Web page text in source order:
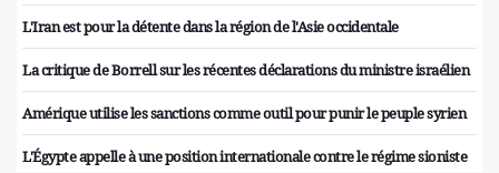
L'Iran est pour la détente dans la région de l'Asie occidentale
La critique de Borrell sur les récentes déclarations du ministre israélien
Amérique utilise les sanctions comme outil pour punir le peuple syrien
L'Égypte appelle à une position internationale contre le régime sioniste